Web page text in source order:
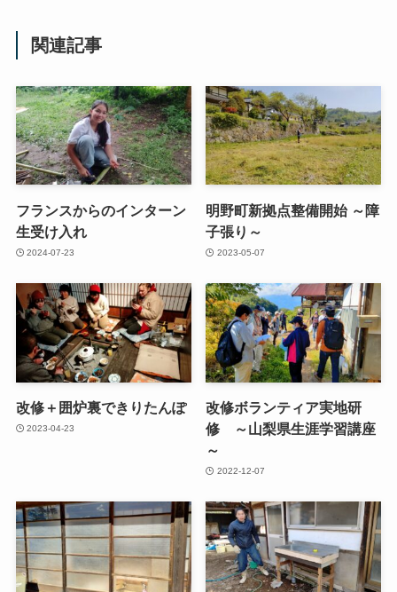
関連記事
フランスからのインターン
生受け入れ
2024-07-23
明野町新拠点整備開始 ～障
子張り～
2023-05-07
改修＋囲炉裏できりたんぽ
2023-04-23
改修ボランティア実地研
修 ～山梨県生涯学習講座
～
2022-12-07